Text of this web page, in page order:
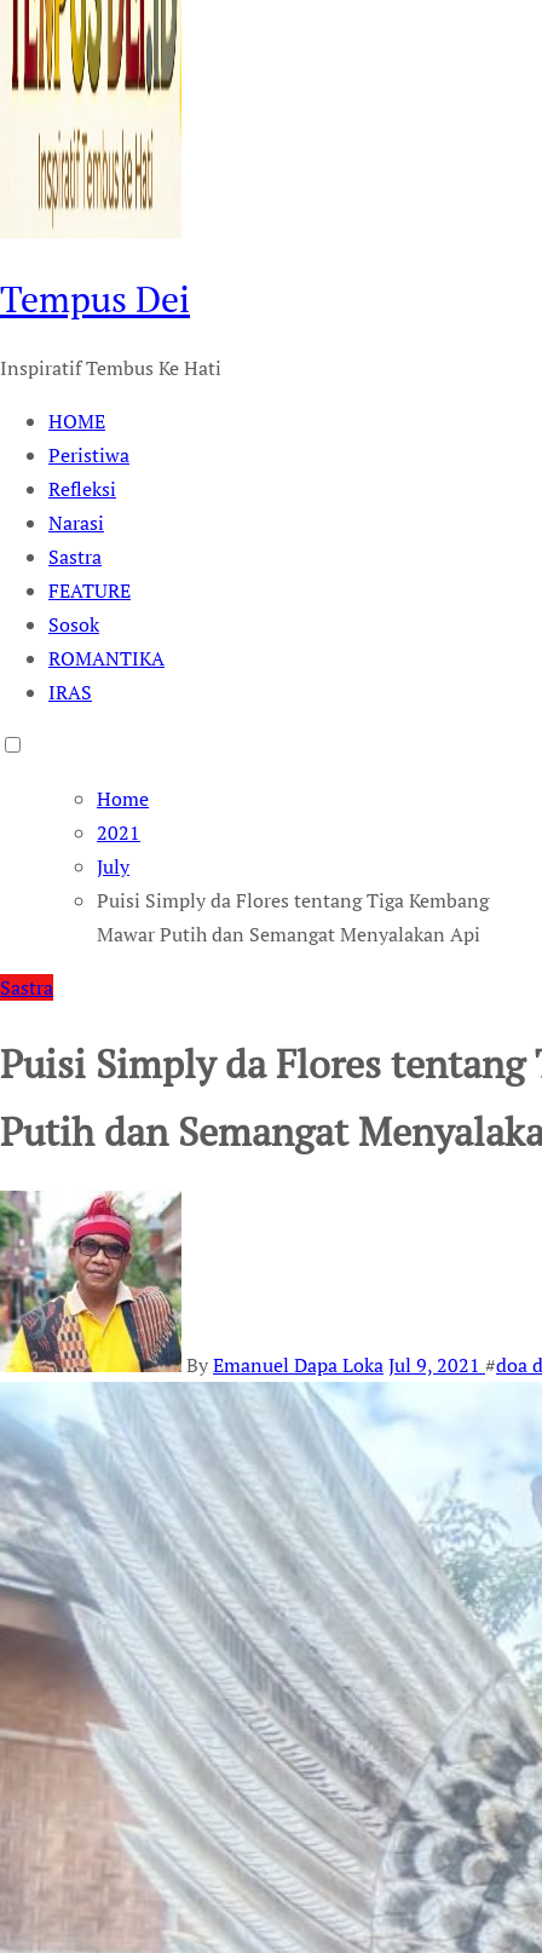
Tempus Dei
Inspiratif Tembus Ke Hati
HOME
Peristiwa
Refleksi
Narasi
Sastra
FEATURE
Sosok
ROMANTIKA
IRAS
Home
2021
July
Puisi Simply da Flores tentang Tiga Kembang
Mawar Putih dan Semangat Menyalakan Api
Sastra
Puisi Simply da Flores tentang
Putih dan Semangat
ByEmanuel Dapa LokaJul 9, 2021 #doa